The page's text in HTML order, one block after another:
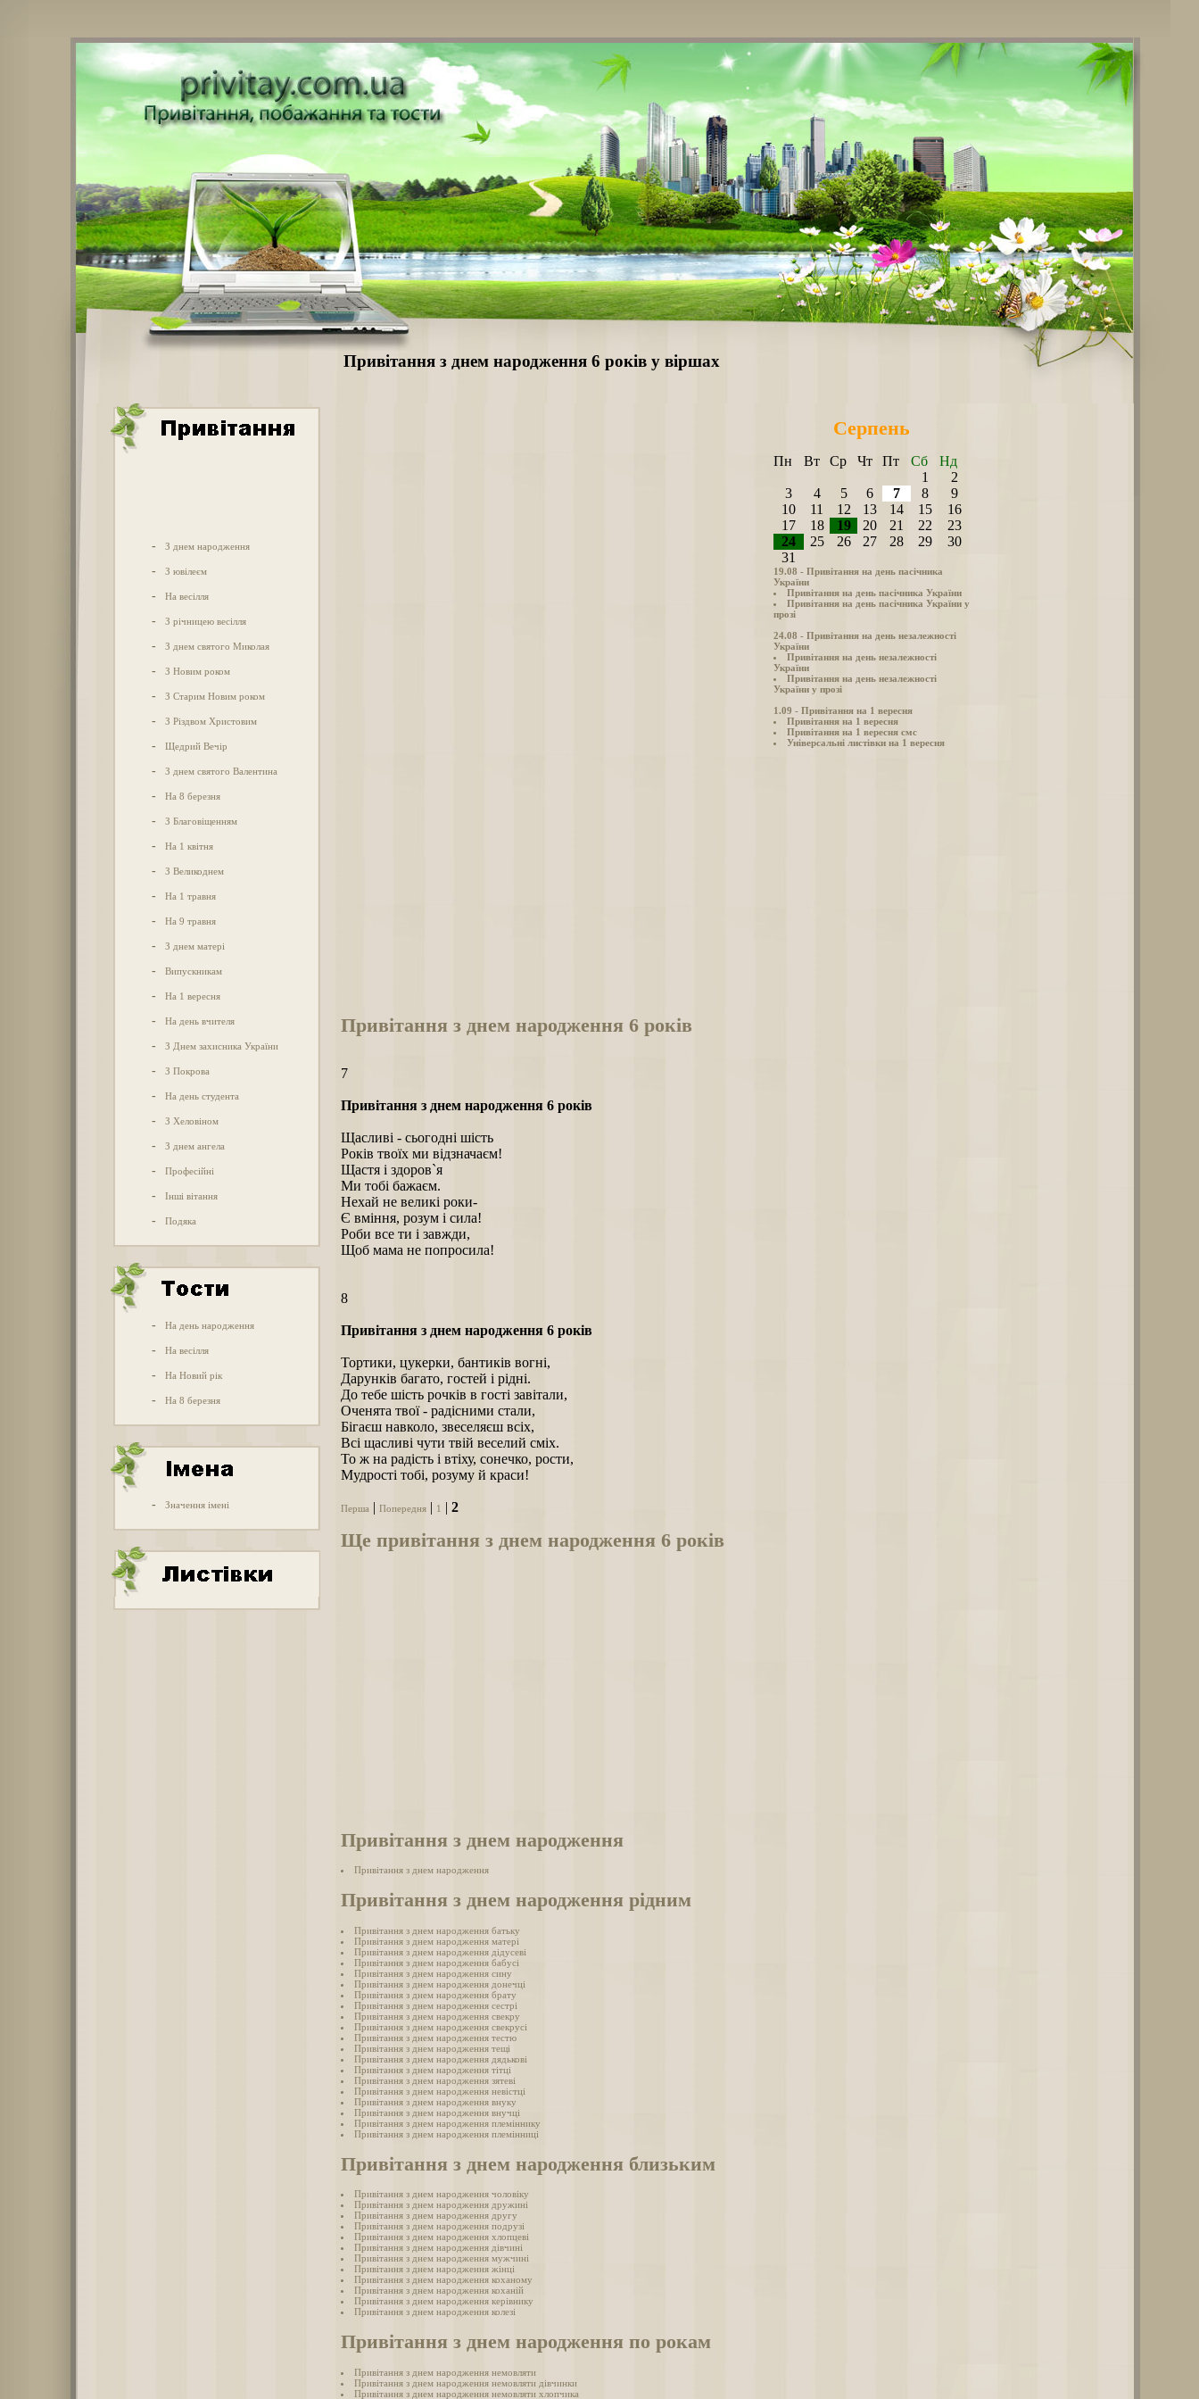
Привітання з днем народження 6 років у віршах
- З днем народження
- З ювілеєм
- На весілля
- З річницею весілля
- З днем святого Миколая
- З Новим роком
- З Старим Новим роком
- З Різдвом Христовим
- Щедрий Вечір
- З днем святого Валентина
- На 8 березня
- З Благовіщенням
- На 1 квітня
- З Великоднем
- На 1 травня
- На 9 травня
- З днем матері
- Випускникам
- На 1 вересня
- На день вчителя
- З Днем захисника України
- З Покрова
- На день студента
- З Хеловіном
- З днем ангела
- Професійні
- Інші вітання
- Подяка
- На день народження
- На весілля
- На Новий рік
- На 8 березня
- Значення імені
Серпень
Пн Вт Ср Чт Пт Сб
Нд
1
2
3
4 5 6 7 8
9
10
11 12 13 14 15
16
17
18 19 20 21 22
23
24
25 26 27 28 29
30
31
19.08 - Привітання на день пасічника
України
Привітання на день пасічника України
Привітання на день пасічника України у
прозі
24.08 - Привітання на день незалежності
України
Привітання на день незалежності
України
Привітання на день незалежності
України у прозі
1.09 - Привітання на 1 вересня
Привітання на 1 вересня
Привітання на 1 вересня смс
Універсальні листівки на 1 вересня
Привітання з днем народження 6 років
7
Привітання з днем народження 6 років
Щасливі - сьогодні шість
Років твоїх ми відзначаєм!
Щастя і здоров`я
Ми тобі бажаєм.
Нехай не великі роки-
Є вміння, розум і сила!
Роби все ти і завжди,
Щоб мама не попросила!
8
Привітання з днем народження 6 років
Тортики, цукерки, бантиків вогні,
Дарунків багато, гостей і рідні.
До тебе шість рочків в гості завітали,
Оченята твої - радісними стали,
Бігаєш навколо, звеселяєш всіх,
Всі щасливі чути твій веселий сміх.
То ж на радість і втіху, сонечко, рости,
Мудрості тобі, розуму й краси!
Перша Попередня 1 2
Ще привітання з днем народження 6 років
Привітання з днем народження
Привітання з днем народження
Привітання з днем народження рідним
Привітання з днем народження батьку
Привітання з днем народження матері
Привітання з днем народження дідусеві
Привітання з днем народження бабусі
Привітання з днем народження сину
Привітання з днем народження донечці
Привітання з днем народження брату
Привітання з днем народження сестрі
Привітання з днем народження свекру
Привітання з днем народження свекрусі
Привітання з днем народження тестю
Привітання з днем народження тещі
Привітання з днем народження дядькові
Привітання з днем народження тітці
Привітання з днем народження зятеві
Привітання з днем народження невістці
Привітання з днем народження внуку
Привітання з днем народження внучці
Привітання з днем народження племіннику
Привітання з днем народження племінниці
Привітання з днем народження близьким
Привітання з днем народження чоловіку
Привітання з днем народження дружині
Привітання з днем народження другу
Привітання з днем народження подрузі
Привітання з днем народження хлопцеві
Привітання з днем народження дівчині
Привітання з днем народження мужчині
Привітання з днем народження жінці
Привітання з днем народження коханому
Привітання з днем народження коханій
Привітання з днем народження керівнику
Привітання з днем народження колезі
Привітання з днем народження по рокам
Привітання з днем народження немовляти
Привітання з днем народження немовляти дівчинки
Привітання з днем народження немовляти хлопчика